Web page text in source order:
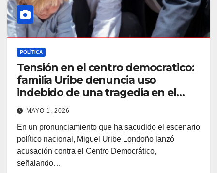
POLÍTICA
Tensión en el centro democratico:
familia Uribe denuncia uso
indebido de una tragedia en el
debate electoral
MAYO 1, 2026
En un pronunciamiento que ha sacudido el escenario
político nacional, Miguel Uribe Londoño lanzó
acusación contra el Centro Democrático,
señalando…